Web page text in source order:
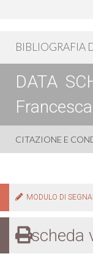
BIBLIOGRAFIA
DATA
Francesca
CITAZIONE E
MODULO DI
scheda